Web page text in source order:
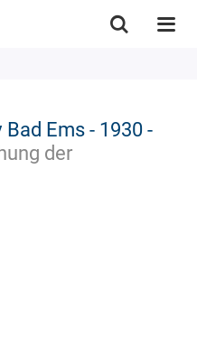
Ems - 1930 -
der